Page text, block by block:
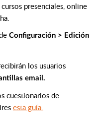
presenciales, online
Configuración > Edición
los usuarios
email.
cuestionarios de
esta guía.